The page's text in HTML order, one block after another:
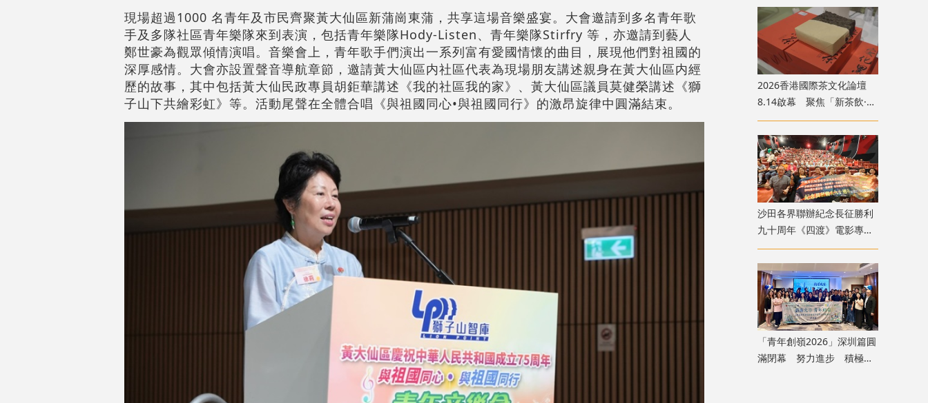
現場超過1000 名青年及市民齊聚黃大仙區新蒲崗東蒲，共享這場音樂盛宴。大會邀請到多名青年歌
手及多隊社區青年樂隊來到表演，包括青年樂隊Hody-Listen、青年樂隊Stirfry 等，亦邀請到藝人
鄭世豪為觀眾傾情演唱。音樂會上，青年歌手們演出一系列富有愛國情懷的曲目，展現他們對祖國的
深厚感情。大會亦設置聲音導航章節，邀請黃大仙區内社區代表為現場朋友講述親身在黃大仙區内經
歷的故事，其中包括黃大仙民政專員胡鉅華講述《我的社區我的家》、黃大仙區議員莫健榮講述《獅
子山下共繪彩虹》等。活動尾聲在全體合唱《與祖國同心•與祖國同行》的激昂旋律中圓滿結束。
2026香港國際茶文化論壇
8.14啟幕 聚焦「新茶飲·新
茶食·新格局」黃金賽道
沙田各界聯辦紀念長征勝利
九十周年《四渡》電影專
場 逾1100人觀影傳遞長征
精神
「青年創嶺2026」深圳篇圓
滿閉幕 努力進步 積極融